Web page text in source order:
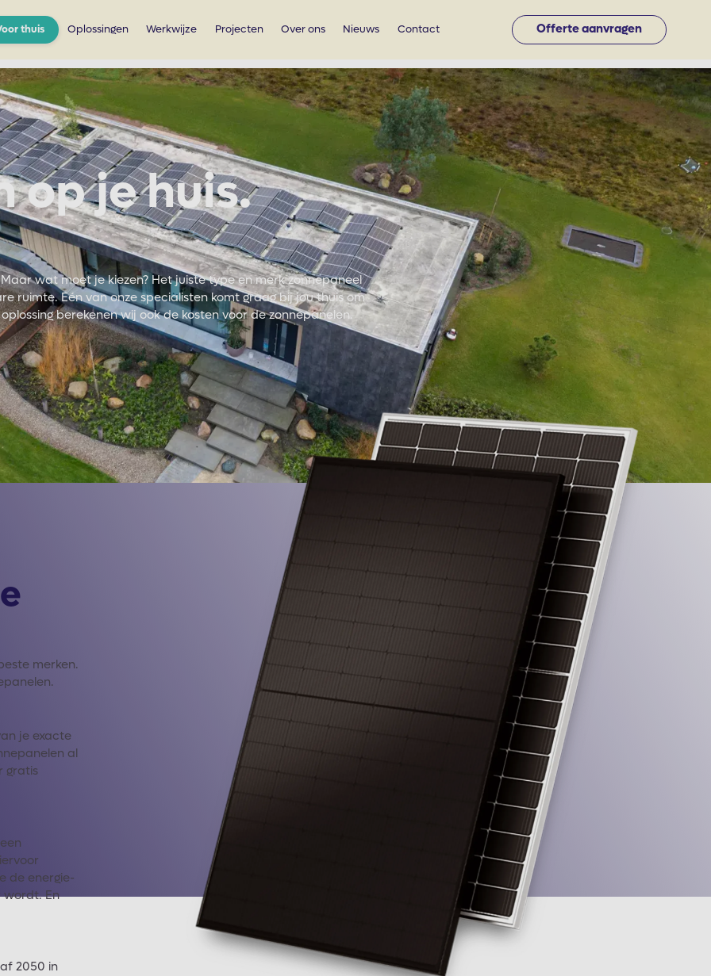
thuis Oplossingen Werkwijze Projecten Over ons Nieuws Contact Offerte aanvragen
op je huis.
wat moet je kiezen? Het juiste type en merk zonnepaneel
ruimte. Eén van onze specialisten komt graag bij jou thuis om
berekenen wij ook de kosten voor de zonnepanelen.
merken.
je exacte
al
gratis
de energie-
wordt. En
2050 in